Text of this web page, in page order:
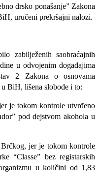
drsko ponašanje” Zakona
uručeni prekršajni nalozi.
zabilježenih saobraćajnih
u odvojenim događajima
2 Zakona o osnovama
u BiH, lišena slobode i to:
je tokom kontrole utvrđeno
pod dejstvom akohola u
jer je tokom kontrole
“Classe” bez registarskih
u količini od 1,83